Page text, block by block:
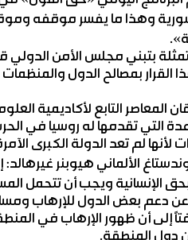
وهذا ما يفسر موقفه
بتبني مجلس الأمن
بمصالح الدول والمنظمات
المعاصر التابع لأكاديمية
التي تقدمها له روسيا في
لم تعد الدولة الكبرى
الألماني هيوبنر
الإنسانية ويجب أن تتحمل
عن دعم بعض الدول للإرهاب
إلى أن ظهور الإرهاب في